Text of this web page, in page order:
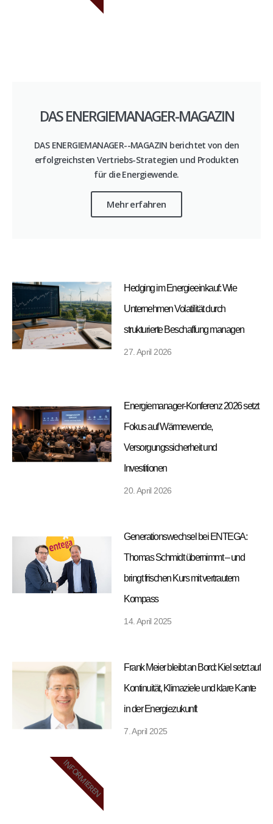
DAS ENERGIEMANAGER-MAGAZIN
DAS ENERGIEMANAGER--MAGAZIN berichtet von den
erfolgreichsten Vertriebs-Strategien und Produkten
für die Energiewende.
Mehr erfahren
Hedging im Energieeinkauf: Wie
Unternehmen Volatilität durch
strukturierte Beschaffung managen
27. April 2026
Energiemanager-Konferenz 2026 setzt
Fokus auf Wärmewende,
Versorgungssicherheit und
Investitionen
20. April 2026
Generationswechsel bei ENTEGA:
Thomas Schmidt übernimmt – und
bringt frischen Kurs mit vertrautem
Kompass
14. April 2025
Frank Meier bleibt an Bord: Kiel setzt auf
Kontinuität, Klimaziele und klare Kante
in der Energiezukunft
7. April 2025
INFORMIEREN